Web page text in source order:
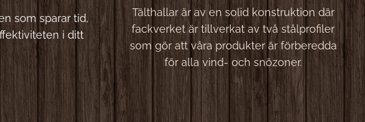
som sparar tid,
i ditt
Tälthallar är av en solid konstruktion där
fackverket är tillverkat av två stålprofiler
som gör att våra produkter är förberedda
för alla vind- och snözoner.